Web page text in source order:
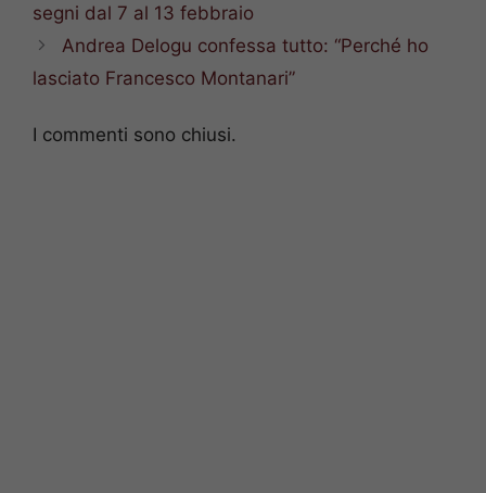
segni dal 7 al 13 febbraio
Andrea Delogu confessa tutto: “Perché ho
lasciato Francesco Montanari”
I commenti sono chiusi.